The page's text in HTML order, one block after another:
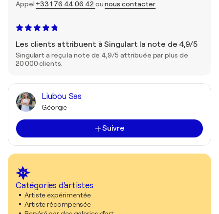
Appel +33 1 76 44 06 42 ounous contacter
Les clients attribuent à Singulart la note de 4,9/5
Singulart a reçu la note de 4,9/5 attribuée par plus de
20 000 clients.
Liubou Sas
Géorgie
Suivre
Catégories d'artistes
Artiste expérimentée
Artiste récompensée